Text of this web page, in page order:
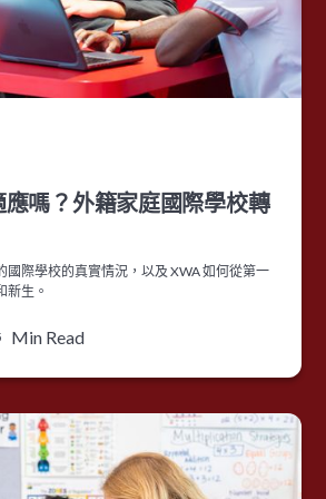
嗎？外籍家庭國際學校轉
國際學校的真實情況，以及 XWA 如何從第一
新生。
Min Read